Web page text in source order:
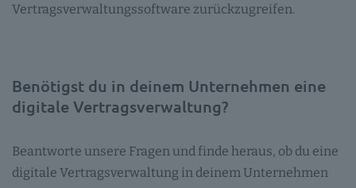
Vertragsverwaltungssoftware zurückzugreifen.
Benötigst du in deinem Unternehmen eine
digitale Vertragsverwaltung?
Beantworte unsere Fragen und finde heraus, ob du eine
digitale Vertragsverwaltung in deinem Unternehmen